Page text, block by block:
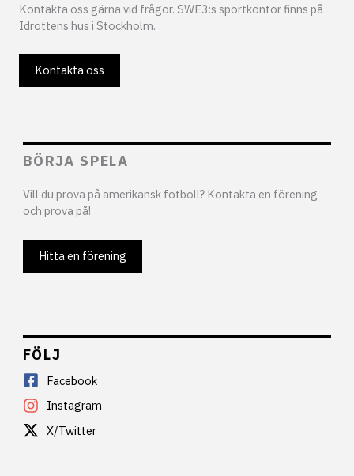
Kontakta oss gärna vid frågor. SWE3:s sportkontor finns på
Idrottens hus i Stockholm.
Kontakta oss
BÖRJA SPELA
Vill du prova på amerikansk fotboll? Kontakta en förening
och prova på!
Hitta en förening
FÖLJ
Facebook
Instagram
X/Twitter